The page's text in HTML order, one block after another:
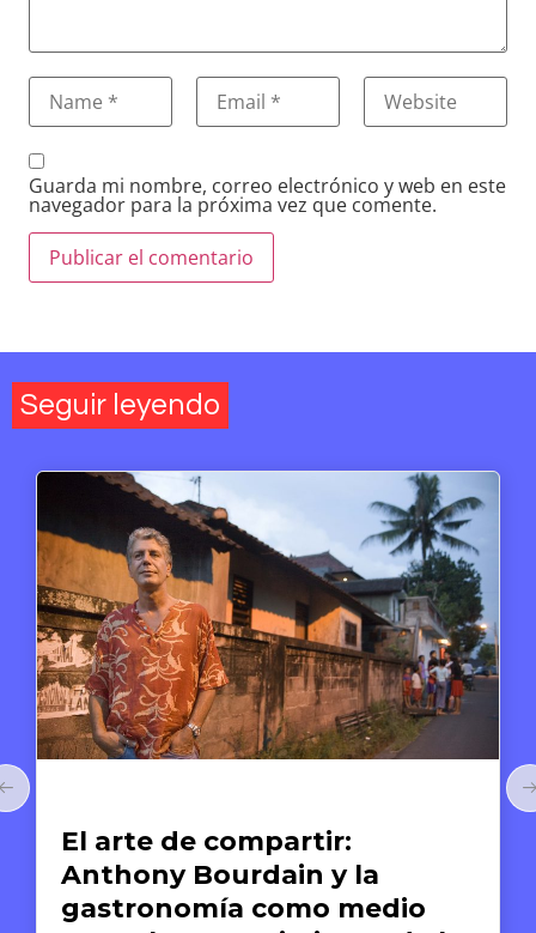
Guarda mi nombre, correo electrónico y web en este
navegador para la próxima vez que comente.
Seguir leyendo
El arte de compartir:
Anthony Bourdain y la
gastronomía como medio